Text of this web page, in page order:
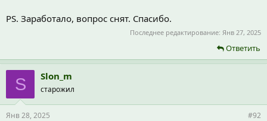
PS. Заработало, вопрос снят. Спасибо.
Последнее редактирование: Янв 27, 2025
Ответить
S Slon_m
старожил
Янв 28, 2025 #92